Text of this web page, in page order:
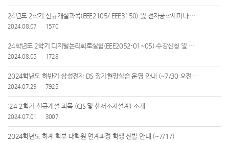
24년도 2학기 신규개설과목(EEE2105/ EEE3150) 및 전자공학세미나 개설여부 안내(2025.02.07 수정)
2024.08.07 1570
24학년도 2학기 디지털논리회로실험(EEE2052-01~05) 수강신청 및 첫 실험강의 안내
2024.08.05 1728
2024학년도 하반기 삼성전자 DS 장기현장실습 운영 안내 (~7/30 오전10시)
2024.07.29 7925
'24-2학기 신규개설 과목 (CIS 및 센서소자설계) 소개
2024.07.01 3007
2024학년도 하계 학부·대학원 연계과정 학생 선발 안내 (~7/17)